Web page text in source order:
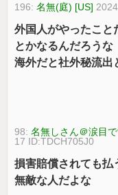
196:名無(庭) [US]
外国人がやったこと
とかなるんだろうな
海外だと社外秘流出
98:名無しさん＠涙目
17 ID:TDCH705J0
損害賠償されても払
無敵な人だよな